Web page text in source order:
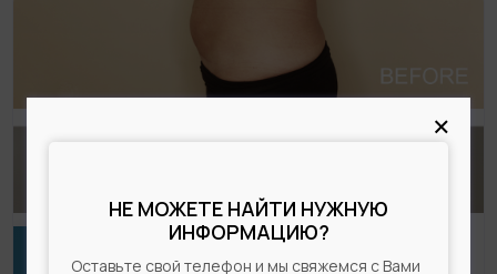
МИНИ-АБДОМИНОПЛАСТИКА ЖИВОТА ФОТО
×
НЕ МОЖЕТЕ НАЙТИ НУЖНУЮ
ИНФОРМАЦИЮ?
Оставьте свой телефон и мы свяжемся с Вами